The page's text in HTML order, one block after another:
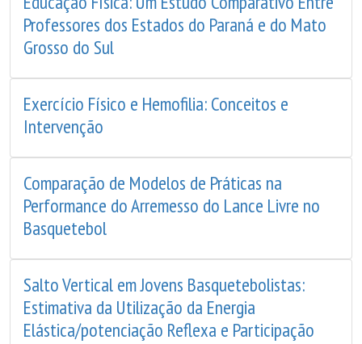
Professores dos Estados do Paraná e do Mato
Grosso do Sul
Exercício Físico e Hemofilia: Conceitos e
Intervenção
Comparação de Modelos de Práticas na
Performance do Arremesso do Lance Livre no
Basquetebol
Salto Vertical em Jovens Basquetebolistas:
Estimativa da Utilização da Energia
Elástica/potenciação Reflexa e Participação